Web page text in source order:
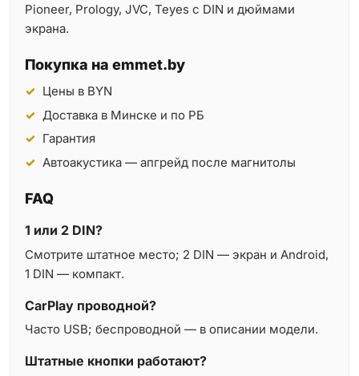
Pioneer, Prology, JVC, Teyes с DIN и дюймами
экрана.
Покупка на emmet.by
Цены в BYN
Доставка в Минске и по РБ
Гарантия
Автоакустика — апгрейд после магнитолы
FAQ
1 или 2 DIN?
Смотрите штатное место; 2 DIN — экран и Android,
1 DIN — компакт.
CarPlay проводной?
Часто USB; беспроводной — в описании модели.
Штатные кнопки работают?